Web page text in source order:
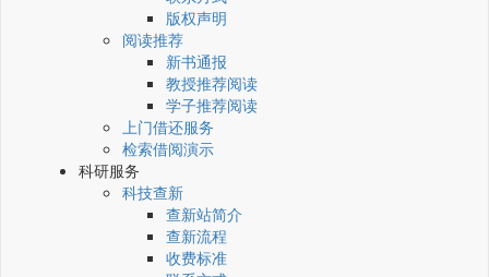
版权声明
阅读推荐
新书通报
教授推荐阅读
学子推荐阅读
上门借还服务
检索借阅演示
科研服务
科技查新
查新站简介
查新流程
收费标准